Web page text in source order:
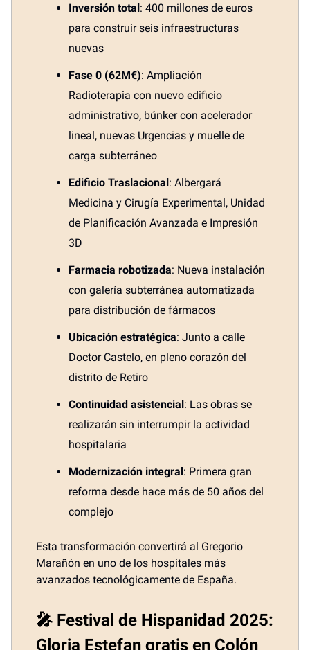
Inversión total: 400 millones de euros
para construir seis infraestructuras
nuevas
Fase 0 (62M€): Ampliación
Radioterapia con nuevo edificio
administrativo, búnker con acelerador
lineal, nuevas Urgencias y muelle de
carga subterráneo
Edificio Traslacional: Albergará
Medicina y Cirugía Experimental, Unidad
de Planificación Avanzada e Impresión
3D
Farmacia robotizada: Nueva instalación
con galería subterránea automatizada
para distribución de fármacos
Ubicación estratégica: Junto a calle
Doctor Castelo, en pleno corazón del
distrito de Retiro
Continuidad asistencial: Las obras se
realizarán sin interrumpir la actividad
hospitalaria
Modernización integral: Primera gran
reforma desde hace más de 50 años del
complejo
Esta transformación convertirá al Gregorio
Marañón en uno de los hospitales más
avanzados tecnológicamente de España.
🎤 Festival de Hispanidad 2025:
Gloria Estefan gratis en Colón